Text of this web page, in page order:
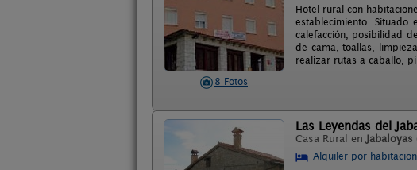
8 Fotos
Hotel rural con
establecimiento. Situado
calefacción, posibilidad
de cama, toallas,
realizar rutas a caballo,
Las Leyendas del
Casa Rural enJabaloyas
Alquiler por